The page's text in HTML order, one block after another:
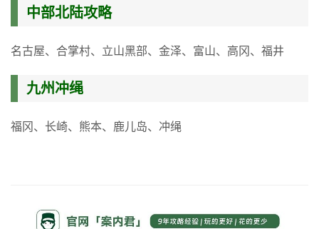
中部北陆攻略
名古屋、合掌村、立山黑部、金泽、富山、高冈、福井
九州冲绳
福冈、长崎、熊本、鹿儿岛、冲绳